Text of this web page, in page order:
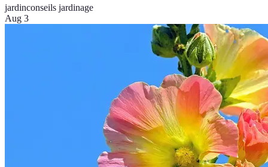
jardinconseils jardinage
Aug 3